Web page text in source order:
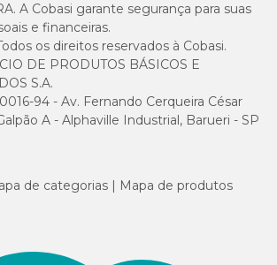
A Cobasi garante segurança para suas
e financeiras.
os direitos reservados à Cobasi.
DE PRODUTOS BÁSICOS E
S.A.
94 - Av. Fernando Cerqueira César
A - Alphaville Industrial, Barueri - SP
de categorias Mapa de produtos